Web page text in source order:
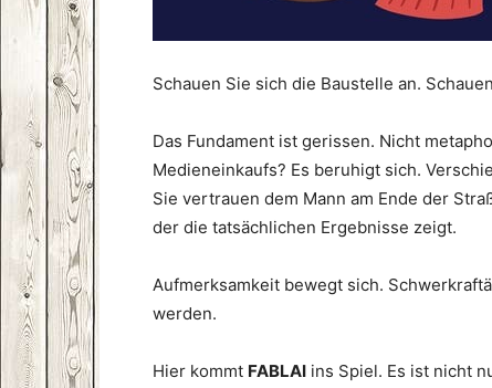
Schauen Sie sich die Baustelle an.
Das Fundament ist gerissen. Nicht
Medieneinkaufs? Es beruhigt sich.
Sie vertrauen dem Mann am Ende der
der die tatsächlichen Ergebnisse zeigt.
Aufmerksamkeit bewegt sich.
werden.
Hier kommt FABLAI ins Spiel. Es ist nicht